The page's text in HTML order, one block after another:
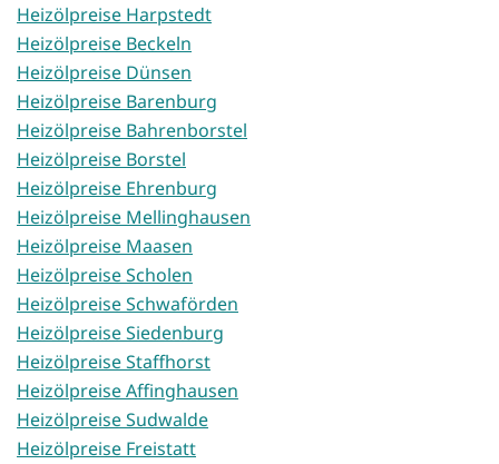
Heizölpreise Harpstedt
Heizölpreise Beckeln
Heizölpreise Dünsen
Heizölpreise Barenburg
Heizölpreise Bahrenborstel
Heizölpreise Borstel
Heizölpreise Ehrenburg
Heizölpreise Mellinghausen
Heizölpreise Maasen
Heizölpreise Scholen
Heizölpreise Schwaförden
Heizölpreise Siedenburg
Heizölpreise Staffhorst
Heizölpreise Affinghausen
Heizölpreise Sudwalde
Heizölpreise Freistatt